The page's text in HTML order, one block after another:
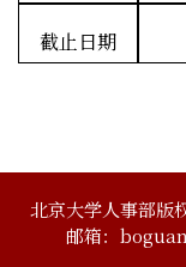
截止日期
北京大学人事部版
邮箱：